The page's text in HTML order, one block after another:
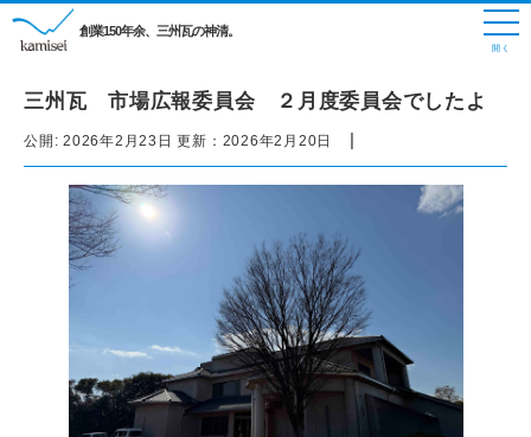
創業150年余、三州瓦の神清。
三州瓦 市場広報委員会 ２月度委員会でしたよ
公開: 2026年2月23日 更新： 2026年2月20日 |